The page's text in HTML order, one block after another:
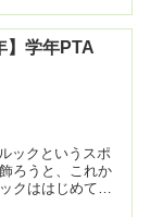
学年PTA
ックというスポ
ろうと、これか
クははじめて取